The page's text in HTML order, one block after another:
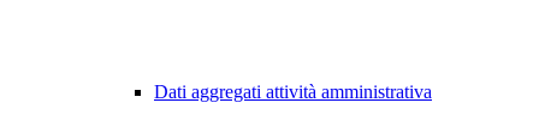
Dati aggregati attività amministrativa